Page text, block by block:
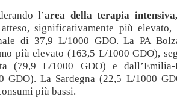
l’area della terapia
significativamente più
di 37,9 L/1000 GDO. La PA
più elevato (163,5 L/1000 GDO),
(79,9 L/1000 GDO) e dall’Emilia-
GDO). La Sardegna (22,5 L/1000
più bassi.